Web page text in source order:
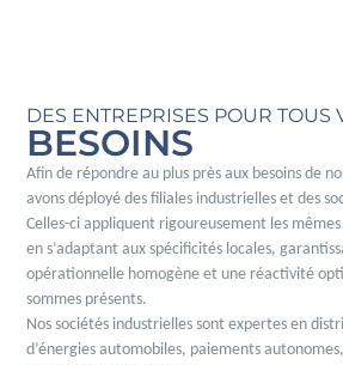
DES ENTREPRISES POUR TOUS
BESOINS
Afin de répondre au plus près aux besoins de
avons déployé des filiales industrielles et des
Celles-ci appliquent rigoureusement les
en s’adaptant aux spécificités locales,
opérationnelle homogène et une réactivité
sommes présents.
Nos sociétés industrielles sont expertes en
d’énergies automobiles, paiements